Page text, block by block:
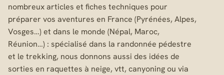
nombreux articles et fiches techniques pour
préparer vos aventures en France (Pyrénées, Alpes,
Vosges…) et dans le monde (Népal, Maroc,
Réunion…) : spécialisé dans la randonnée pédestre
et le trekking, nous donnons aussi des idées de
sorties en raquettes à neige, vtt, canyoning ou via